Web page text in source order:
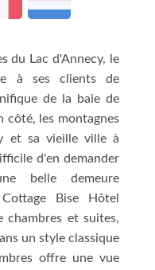
du Lac d'Annecy, le
à ses clients de
de la baie de
côté, les montagnes
et sa vieille ville à
d'en demander
belle demeure
Bise Hôtel
chambres et suites,
un style classique
offre une vue